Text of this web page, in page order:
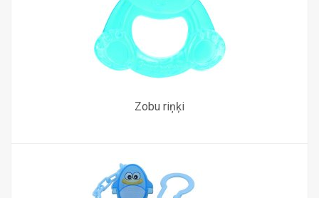
Zobu riņķi